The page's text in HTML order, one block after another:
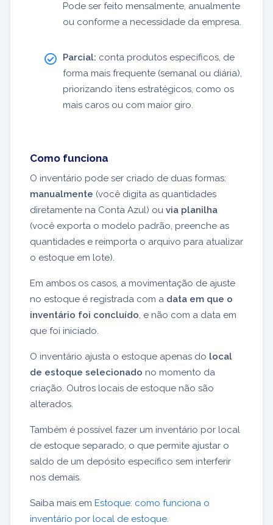
Pode ser feito mensalmente, anualmente
ou conforme a necessidade da empresa.
Parcial: conta produtos específicos, de
forma mais frequente (semanal ou diária),
priorizando itens estratégicos, como os
mais caros ou com maior giro.
Como funciona
O inventário pode ser criado de duas formas:
manualmente (você digita as quantidades
diretamente na Conta Azul) ou via planilha
(você exporta o modelo padrão, preenche as
quantidades e reimporta o arquivo para atualizar
o estoque em lote).
Em ambos os casos, a movimentação de ajuste
no estoque é registrada com a data em que o
inventário foi concluído, e não com a data em
que foi iniciado.
O inventário ajusta o estoque apenas do local
de estoque selecionado no momento da
criação. Outros locais de estoque não são
alterados.
Também é possível fazer um inventário por local
de estoque separado, o que permite ajustar o
saldo de um depósito específico sem interferir
nos demais.
Saiba mais em Estoque: como funciona o
inventário por local de estoque.